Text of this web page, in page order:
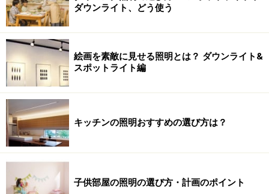
ダウンライト、どう使う
絵画を素敵に見せる照明とは？ ダウンライト&
スポットライト編
キッチンの照明おすすめの選び方は？
子供部屋の照明の選び方・計画のポイント